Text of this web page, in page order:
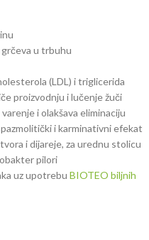
u trbuhu
(LDL) i triglicerida
proizvodnju i lučenje žuči
i olakšava eliminaciju
i karminativni efekat
i dijareje, za urednu stolicu
pilori
uz upotrebu BIOTEO biljnih